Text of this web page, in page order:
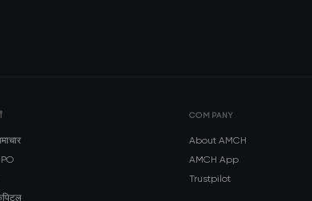
COMPANY
About AMCH
AMCH App
Trustpilot